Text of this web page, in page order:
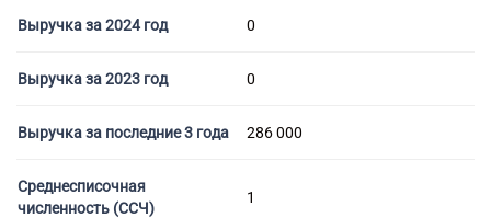
Выручка за 2024 год 0
Выручка за 2023 год 0
Выручка за последние 3 года 286 000
Среднесписочная
численность (ССЧ)
1